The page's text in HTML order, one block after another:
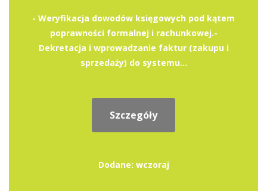
- Weryfikacja dowodów księgowych pod kątem
poprawności formalnej i rachunkowej.-
Dekretacja i wprowadzanie faktur (zakupu i
sprzedaży) do systemu...
Szczegóły
Dodane: wczoraj